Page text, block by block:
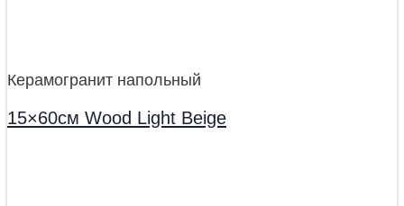
Керамогранит напольный
15×60см Wood Light Beige